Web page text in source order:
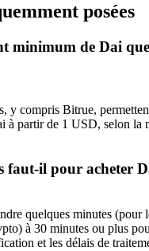
recevoir des récompenses
posées
minimum de Dai
y compris Bitrue,
à partir de 1 USD, selon la
faut-il pour acheter
quelques minutes (pour
à 30 minutes ou plus
et les délais de